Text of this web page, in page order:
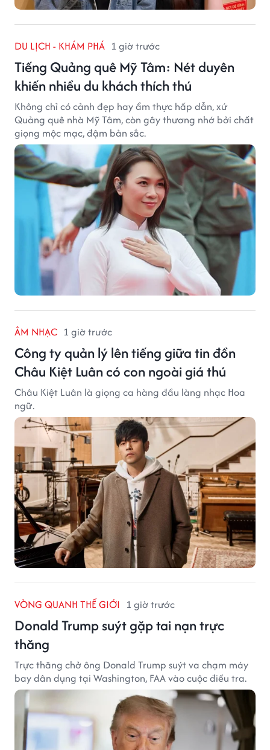
DU LỊCH - KHÁM PHÁ 1 giờ trước
Tiếng Quảng quê Mỹ Tâm: Nét duyên
khiến nhiều du khách thích thú
Không chỉ có cảnh đẹp hay ẩm thực hấp dẫn, xứ
Quảng quê nhà Mỹ Tâm, còn gây thương nhớ bởi chất
giọng mộc mạc, đậm bản sắc.
ÂM NHẠC 1 giờ trước
Công ty quản lý lên tiếng giữa tin đồn
Châu Kiệt Luân có con ngoài giá thú
Châu Kiệt Luân là giọng ca hàng đầu làng nhạc Hoa
ngữ.
VÒNG QUANH THẾ GIỚI 1 giờ trước
Donald Trump suýt gặp tai nạn trực
thăng
Trực thăng chở ông Donald Trump suýt va chạm máy
bay dân dụng tại Washington, FAA vào cuộc điều tra.